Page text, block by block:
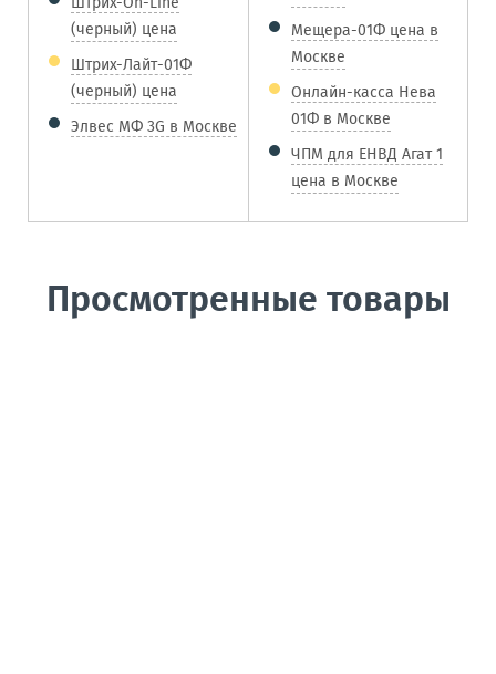
(черный) цена
Штрих-Лайт-01Ф
(черный) цена
Элвес МФ 3G в Москве
Мещера-01Ф цена в
Москве
Онлайн-касса Нева
01Ф в Москве
ЧПМ для ЕНВД Агат 1
цена в Москве
Просмотренные товары